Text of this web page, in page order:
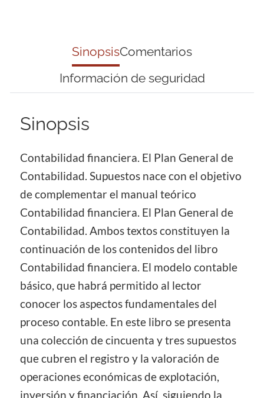
SinopsisComentarios
Información de seguridad
Sinopsis
Contabilidad financiera. El Plan General de
Contabilidad. Supuestos nace con el objetivo
de complementar el manual teórico
Contabilidad financiera. El Plan General de
Contabilidad. Ambos textos constituyen la
continuación de los contenidos del libro
Contabilidad financiera. El modelo contable
básico, que habrá permitido al lector
conocer los aspectos fundamentales del
proceso contable. En este libro se presenta
una colección de cincuenta y tres supuestos
que cubren el registro y la valoración de
operaciones económicas de explotación,
inversión y financiación. Así, siguiendo la